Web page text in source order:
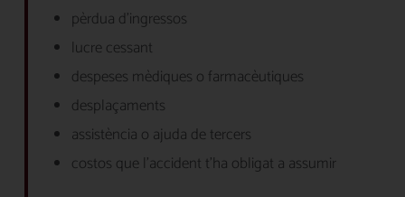
pèrdua d’ingressos
lucre cessant
despeses mèdiques o farmacèutiques
desplaçaments
assistència o ajuda de tercers
costos que l’accident t’ha obligat a assumir